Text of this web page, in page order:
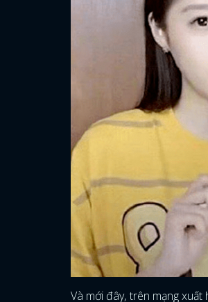
Và mới đây, trên mạng